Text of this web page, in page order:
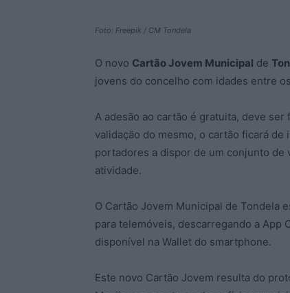
Foto: Freepik / CM Tondela
O novo Cartão Jovem Municipal de
jovens do concelho com idades entre
A adesão ao cartão é gratuita, deve ser
validação do mesmo, o cartão ficará
portadores a dispor de um conjunto de
atividade.
O Cartão Jovem Municipal de Tondela
para telemóveis, descarregando a App
disponível na Wallet do smartphone.
Este novo Cartão Jovem resulta do